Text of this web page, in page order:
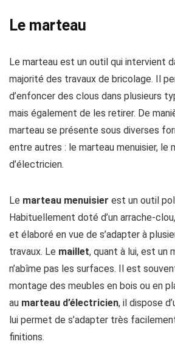
Le marteau
Le marteau est un outil qui intervient
majorité des travaux de bricolage. Il
d’enfoncer des clous dans plusieurs
mais également de les retirer. De
marteau se présente sous diverses
entre autres : le marteau menuisier, le
d’électricien.
Le marteau menuisier est un outil
Habituellement doté d’un arrache-
et élaboré en vue de s’adapter à
travaux. Le maillet, quant à lui, est un
n’abîme pas les surfaces. Il est
montage des meubles en bois ou en
au marteau d’électricien, il dispose
lui permet de s’adapter très
finitions.